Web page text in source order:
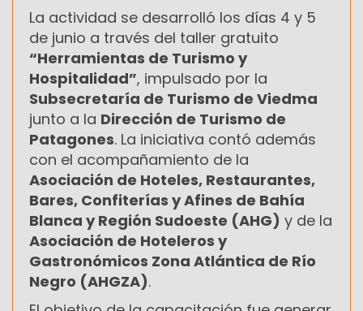
La actividad se desarrolló los días 4 y 5
de junio a través del taller gratuito
“Herramientas de Turismo y
Hospitalidad”, impulsado por la
Subsecretaría de Turismo de Viedma
junto a la Dirección de Turismo de
Patagones. La iniciativa contó además
con el acompañamiento de la
Asociación de Hoteles, Restaurantes,
Bares, Confiterías y Afines de Bahía
Blanca y Región Sudoeste (AHG) y de la
Asociación de Hoteleros y
Gastronómicos Zona Atlántica de Río
Negro (AHGZA).